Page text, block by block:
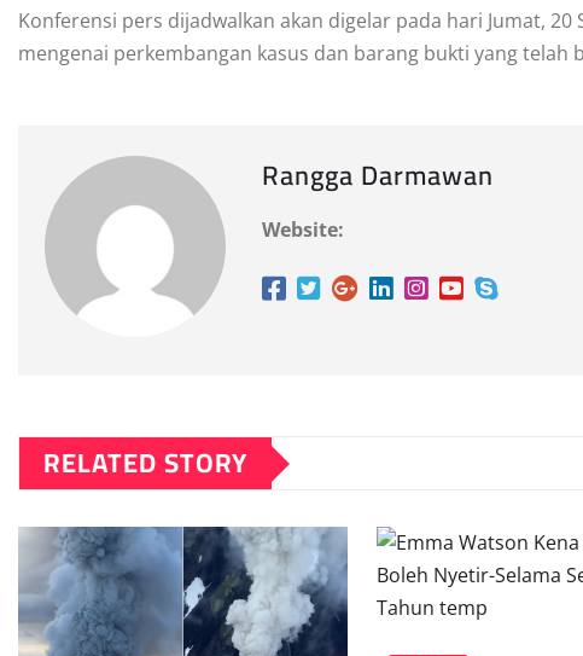
Konferensi pers dijadwalkan akan digelar pada hari Jumat,
mengenai perkembangan kasus dan barang bukti yang telah
Rangga Darmawan
Website:
RELATED STORY